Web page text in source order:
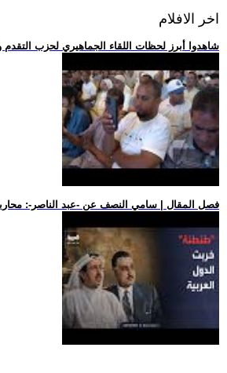
اخر الافلام
.. شاهدوا أبرز لحظات اللقاء الجماهيري لحزب التقدم
.. فصل المقال | سامي النصف عن -عبد الناصر-: